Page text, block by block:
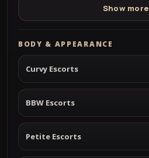
Show more
BODY & APPEARANCE
Curvy Escorts
BBW Escorts
Petite Escorts